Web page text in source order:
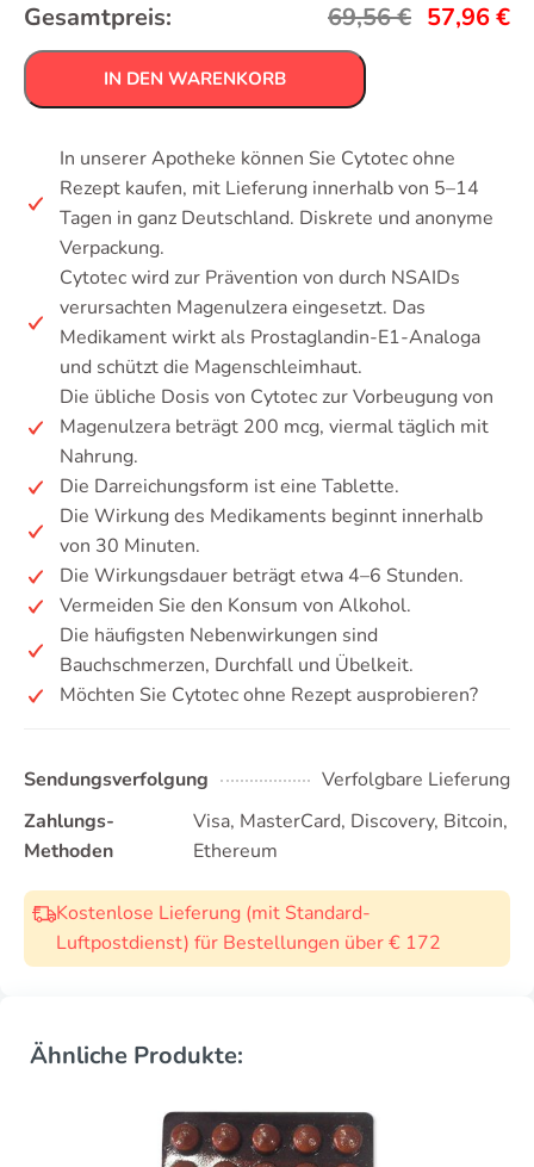
Gesamtpreis: 69,56€ 57,96€
IN DEN WARENKORB
In unserer Apotheke können Sie Cytotec ohne
Rezept kaufen, mit Lieferung innerhalb von 5–14
Tagen in ganz Deutschland. Diskrete und anonyme
Verpackung.
Cytotec wird zur Prävention von durch NSAIDs
verursachten Magenulzera eingesetzt. Das
Medikament wirkt als Prostaglandin-E1-Analoga
und schützt die Magenschleimhaut.
Die übliche Dosis von Cytotec zur Vorbeugung von
Magenulzera beträgt 200 mcg, viermal täglich mit
Nahrung.
Die Darreichungsform ist eine Tablette.
Die Wirkung des Medikaments beginnt innerhalb
von 30 Minuten.
Die Wirkungsdauer beträgt etwa 4–6 Stunden.
Vermeiden Sie den Konsum von Alkohol.
Die häufigsten Nebenwirkungen sind
Bauchschmerzen, Durchfall und Übelkeit.
Möchten Sie Cytotec ohne Rezept ausprobieren?
Sendungsverfolgung
Verfolgbare Lieferung
Zahlungs-
Methoden
Visa, MasterCard, Discovery, Bitcoin,
Ethereum
Kostenlose Lieferung (mit Standard-
Luftpostdienst) für Bestellungen über € 172
Ähnliche Produkte: